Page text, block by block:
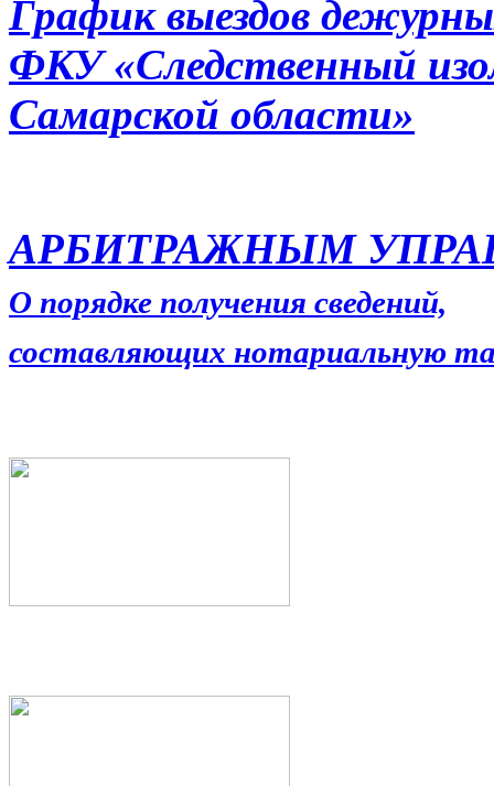
График выездов
ФКУ «Следственный
Самарской области»
АРБИТРАЖНЫМ
О порядке получения сведений,
составляющих нотариальную